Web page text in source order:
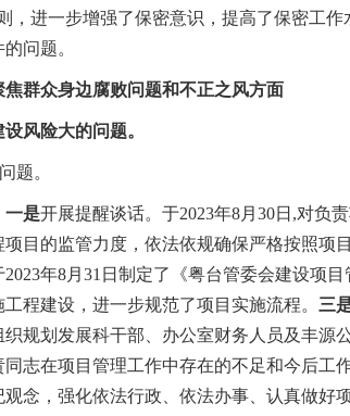
，进一步增强了保密意识，提高了保密工
问题。
群众身边腐败问题和不正之风方面
风险大的问题。
题。
一是开展提醒谈话。于2023年8月30日,对负
目的监管力度，依法依规确保严格按照项
年8月31日制定了《粤台管委会建设项
程建设，进一步规范了项目实施流程。 三
规划发展科干部、办公室财务人员及丰源
志在项目管理工作中存在的不足和今后工
念，强化依法行政、依法办事、认真做好